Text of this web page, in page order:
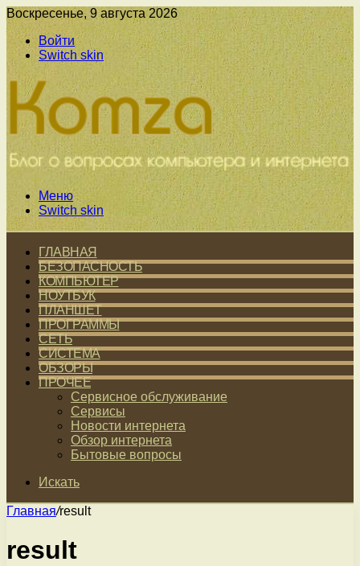
Воскресенье, 9 августа 2026
Войти
Switch skin
Меню
Switch skin
ГЛАВНАЯ
БЕЗОПАСНОСТЬ
КОМПЬЮТЕР
НОУТБУК
ПЛАНШЕТ
ПРОГРАММЫ
СЕТЬ
СИСТЕМА
ОБЗОРЫ
ПРОЧЕЕ
Сервисное обслуживание
Сервисы
Новости интернета
Обзор интернета
Бытовые вопросы
Искать
Главная/result
result